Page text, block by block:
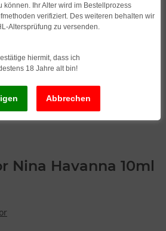
Nina Havanna 10ml
können. Ihr Alter wird im Bestellprozess
verifiziert. Des weiteren behalten wir
Altersprüfung zu versenden.
hiermit, dass ich
18 Jahre alt bin!